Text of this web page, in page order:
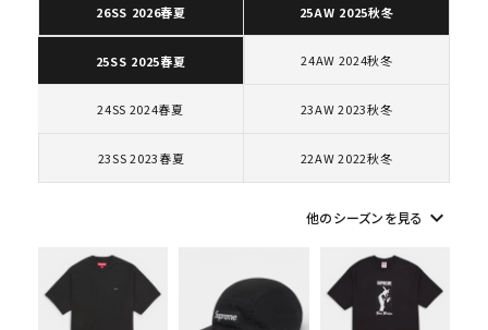
人気ワード 2026SS 2025AW 2025SS
Tシャツ・ロングスリーブ
キャップ・ハット
パーカー・クルーネック
ショルダー・ウエストバッグ
カテゴリーから探す
コラボレーションブランドから探す
シーズンから探す
26SS 2026春夏 25AW 2025秋冬
25SS 2025春夏 24AW 2024秋冬
24SS 2024春夏 23AW 2023秋冬
23SS 2023春夏 22AW 2022秋冬
他のシーズンを見る keyboard_arrow_down